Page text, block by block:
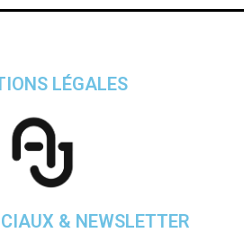
LÉGALES
& NEWSLETTER